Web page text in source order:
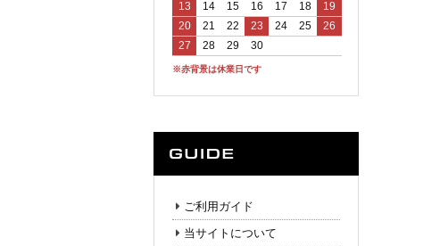
13
14 15 16 17 18
19
20
21 22 23 24 25
26
27
28 29 30
※赤背景は休業日です
ご利用ガイド
当サイトについて